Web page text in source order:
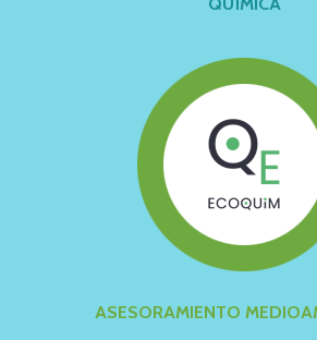
ASESORAMIENTO